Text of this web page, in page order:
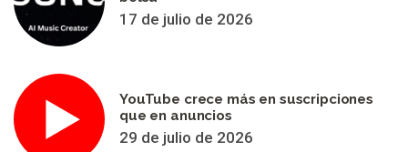
17 de julio de 2026
YouTube crece más en suscripciones
que en anuncios
29 de julio de 2026